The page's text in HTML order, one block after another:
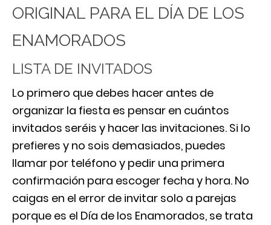
ORIGINAL PARA EL DÍA DE LOS
ENAMORADOS
LISTA DE INVITADOS
Lo primero que debes hacer antes de
organizar la fiesta es pensar en cuántos
invitados seréis y hacer las invitaciones. Si lo
prefieres y no sois demasiados, puedes
llamar por teléfono y pedir una primera
confirmación para escoger fecha y hora. No
caigas en el error de invitar solo a parejas
porque es el Día de los Enamorados, se trata